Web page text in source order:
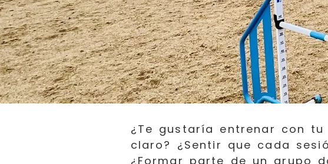
¿Te gustaría entrenar con
claro? ¿Sentir que cada
¿Formar parte de un grupo